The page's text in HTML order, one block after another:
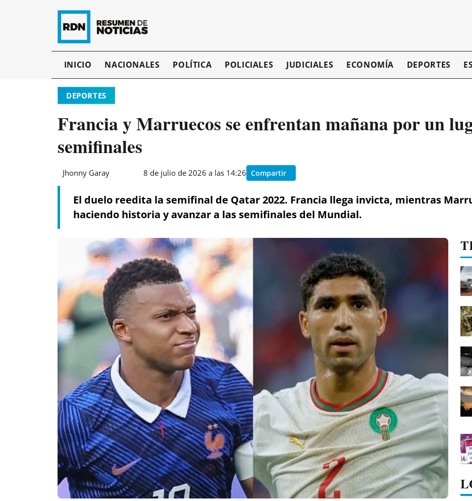
INICIO NACIONALES POLÍTICA POLICIALES JUDICIALES ECONOMÍA DEPORTES
DEPORTES
Francia y Marruecos se enfrentan mañana por un
semifinales
Jhonny Garay 8 de julio de 2026 a las 14:26 Compartir
El duelo reedita la semifinal de Qatar 2022. Francia llega invicta, mientras
haciendo historia y avanzar a las semifinales del Mundial.